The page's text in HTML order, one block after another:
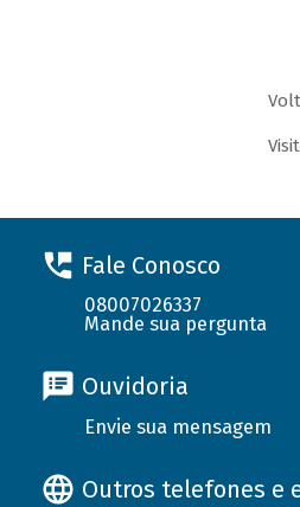
Fale Conosco
08007026337
Mande sua pergunta
Ouvidoria
Envie sua mensagem
Outros telefones e